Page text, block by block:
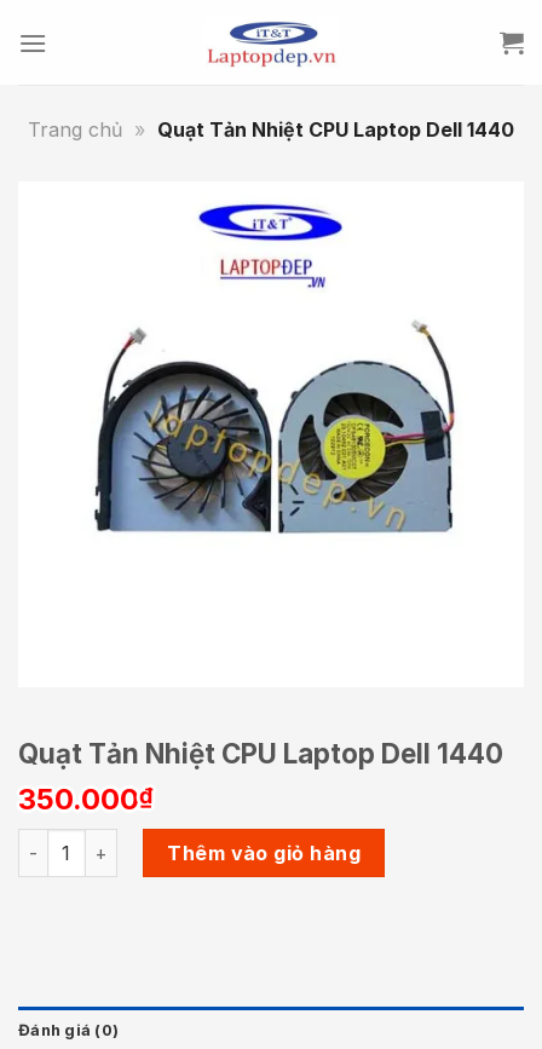
Trang chủ » Quạt Tản Nhiệt CPU Laptop Dell 1440
Quạt Tản Nhiệt CPU Laptop Dell 1440
350.000₫
Quạt Tản Nhiệt CPU Laptop Dell 1440 số lượng
Thêm vào giỏ hàng
Đánh giá (0)